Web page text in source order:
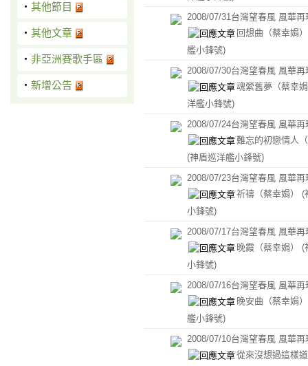
‧ 其他節目
‧ 其他文章
‧ 非亞洲賽歌手區
‧ 新增公告
2008/07/31台灣望春風 風華再
回想曲（蔡幸娟
艦小鋒號)
2008/07/30台灣望春風 風華再
魂縈舊夢（蔡幸
洋艦小鋒號)
2008/07/24台灣望春風 風華再
難忘的初戀情人
(神盾巡洋艦小鋒號)
2008/07/23台灣望春風 風華再
祈禱（蔡幸娟） (
小鋒號)
2008/07/17台灣望春風 風華再
晚霞（蔡幸娟） (
小鋒號)
2008/07/16台灣望春風 風華再
晚安曲（蔡幸娟
艦小鋒號)
2008/07/10台灣望春風 風華再
從來沒想過這樣